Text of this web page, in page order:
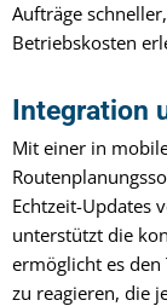
Aufträge
Betriebskosten
Integration
Mit einer in
Echtzeit-Updates
unterstützt die
ermöglicht es den
zu reagieren, die